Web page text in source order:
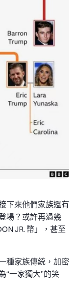
下來他們家族還有
場？或許再過幾
JR. 幣」，甚至
種家族傳統，加密
“一家獨大”的笑